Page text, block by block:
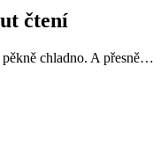
čtení
pěkně chladno. A přesně…